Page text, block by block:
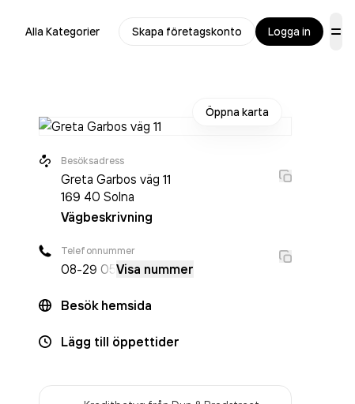
Alla Kategorier Skapa företagskonto Logga in
Öppna karta
Besöksadress
Greta Garbos väg 11
169 40 Solna
Vägbeskrivning
Telefonnummer
08-29 05Visa nummer
Besök hemsida
Lägg till öppettider